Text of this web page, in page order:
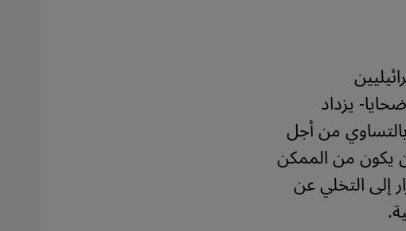
يزداد
من أجل
يكون من الممكن
إلى التخلي عن